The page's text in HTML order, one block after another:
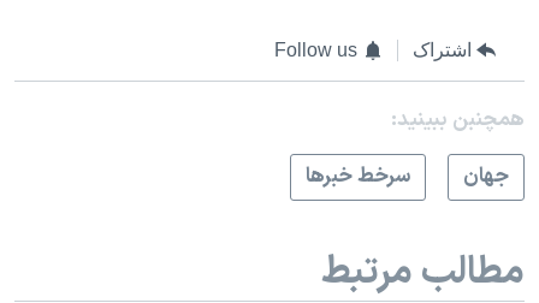
اشتراک Follow us
همچنبن ببینید:
جهان
سرخط خبرها
مطالب مرتبط